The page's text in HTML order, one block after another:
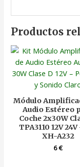
Productos
Módulo
Audio Estéreo
Coche 2x30W
TPA3110 12V
XH-A232
6€